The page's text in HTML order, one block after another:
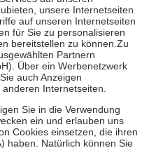
für Online-Apotheken.
beträgt die
zehn Euro je
für ihre eigene Gesundheit zu
Familie zu unterstützen,
vollendeten 18. Lebensjahr